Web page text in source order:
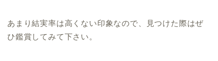
あまり結実率は高くない印象なので、見つけた際はぜ
ひ鑑賞してみて下さい。